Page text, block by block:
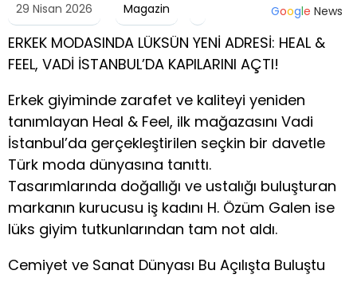
29 Nisan 2026 Magazin Google News
ERKEK MODASINDA LÜKSÜN YENİ ADRESİ: HEAL &
FEEL, VADİ İSTANBUL’DA KAPILARINI AÇTI!
Erkek giyiminde zarafet ve kaliteyi yeniden
tanımlayan Heal & Feel, ilk mağazasını Vadi
İstanbul’da gerçekleştirilen seçkin bir davetle
Türk moda dünyasına tanıttı.
Tasarımlarında doğallığı ve ustalığı buluşturan
markanın kurucusu iş kadını H. Özüm Galen ise
lüks giyim tutkunlarından tam not aldı.
Cemiyet ve Sanat Dünyası Bu Açılışta Buluştu